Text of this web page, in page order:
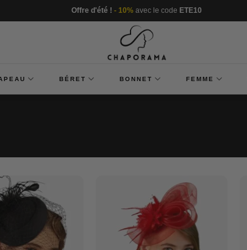
Offre d'été ! - 10% avec le code ETE10
BÉRET BONNET FEMME